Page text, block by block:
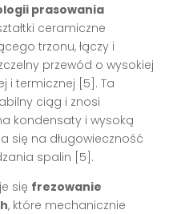
prasowania
ceramiczne
trzonu, łączy i
przewód o wysokiej
i termicznej [5]. Ta
ciąg i znosi
kondensaty i wysoką
się na długowieczność
spalin [5].
się frezowanie
, które mechanicznie